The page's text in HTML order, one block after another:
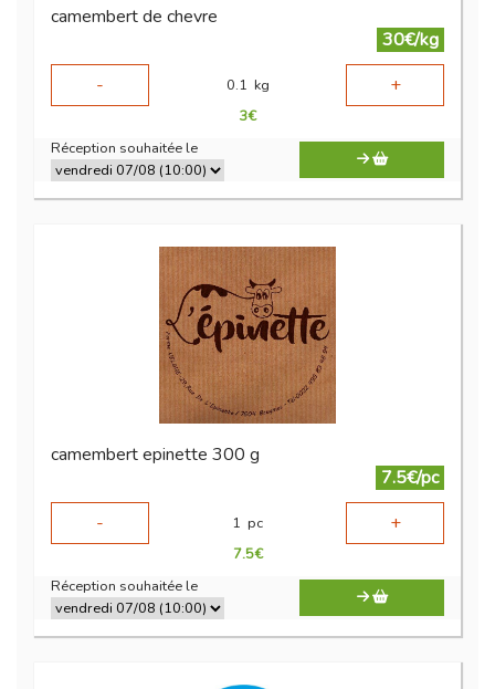
camembert de chevre
30€/kg
-
0.1 kg +
3€
Réception souhaitée le
camembert epinette 300 g
7.5€/pc
-
1 pc +
7.5€
Réception souhaitée le